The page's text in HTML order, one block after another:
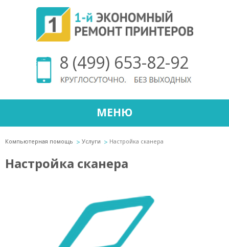
8 (499) 653-82-92
МЕНЮ
Компьютерная помощь Услуги Настройка сканера
Настройка сканера